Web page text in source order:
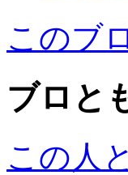
このブ
ブロと
この人